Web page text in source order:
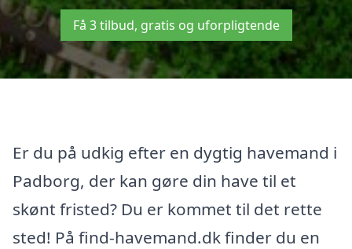
Få 3 tilbud, gratis og uforpligtende
Er du på udkig efter en dygtig havemand i
Padborg, der kan gøre din have til et
skønt fristed? Du er kommet til det rette
sted! På find-havemand.dk finder du en